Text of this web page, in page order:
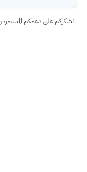
نشكركم على دعمكم المستمر،